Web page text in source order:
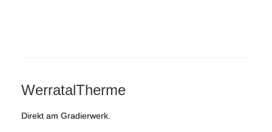
WerratalTherme
Direkt am Gradierwerk.